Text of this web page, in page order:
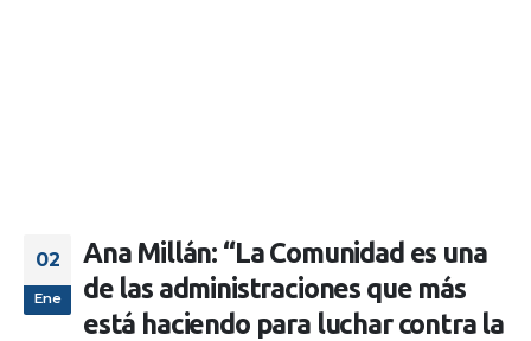
02
Ene
Ana Millán: “La Comunidad es una
de las administraciones que más
está haciendo para luchar contra la